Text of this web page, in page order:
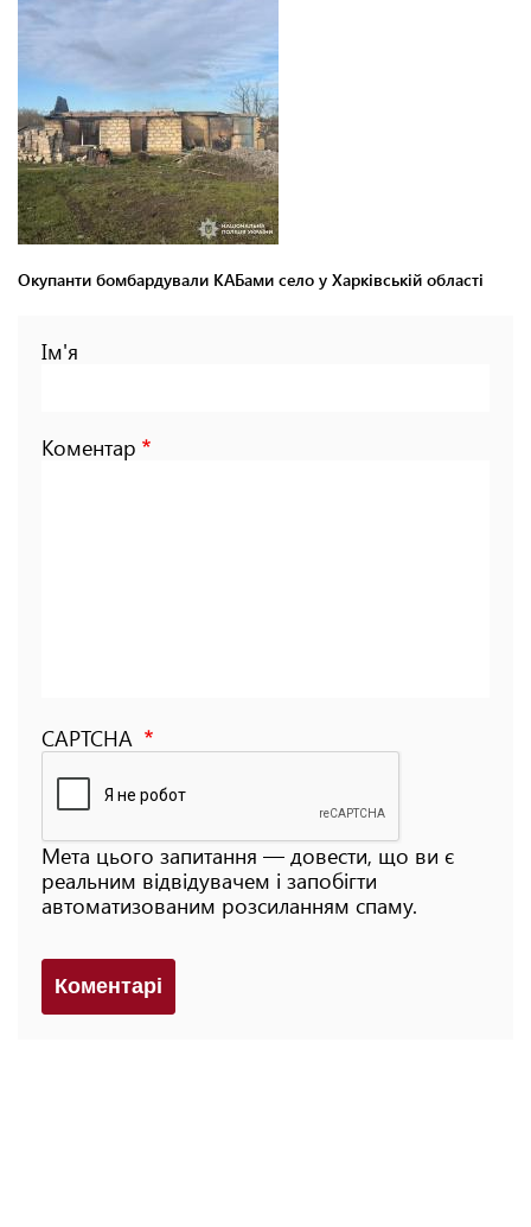
Окупанти бомбардували КАБами село у Харківській області
Ім'я
Коментар
CAPTCHA
Мета цього запитання — довести, що ви є
реальним відвідувачем і запобігти
автоматизованим розсиланням спаму.
Коментарi